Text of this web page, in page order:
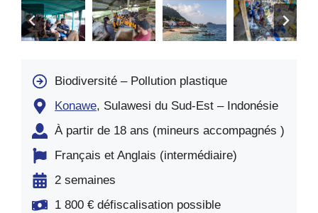
Biodiversité – Pollution plastique
Konawe, Sulawesi du Sud-Est – Indonésie
À partir de 18 ans (mineurs accompagnés )
Français et Anglais (intermédiaire)
2 semaines
1 800 € défiscalisation possible